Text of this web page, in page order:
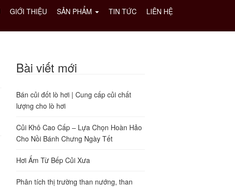
GIỚI THIỆU SẢN PHẨM TIN TỨC LIÊN HỆ
Bài viết mới
Bán củi đốt lò hơi | Cung cấp củi chất
lượng cho lò hơi
Củi Khô Cao Cấp – Lựa Chọn Hoàn Hảo
Cho Nồi Bánh Chưng Ngày Tết
Hơi Ấm Từ Bếp Củi Xưa
Phân tích thị trường than nướng, than